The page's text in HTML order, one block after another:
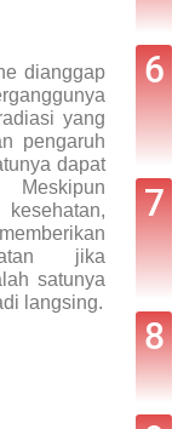
dianggap
yang
pengaruh
dapat
Meskipun
jika
satunya
langsing.